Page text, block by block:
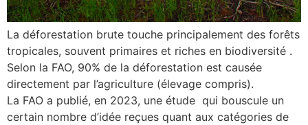
La déforestation brute touche principalement des forêts
tropicales, souvent primaires et riches en biodiversité .
Selon la FAO, 90% de la déforestation est causée
directement par l’agriculture (élevage compris).
La FAO a publié, en 2023, une étude qui bouscule un
certain nombre d’idée reçues quant aux catégories de